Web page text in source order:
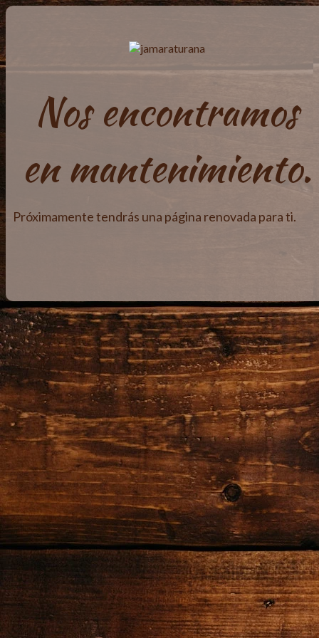
Nos encontramos
en mantenimiento.
Próximamente tendrás una página renovada para ti.